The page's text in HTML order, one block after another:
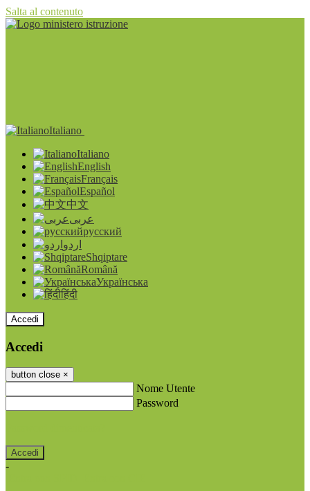
Salta al contenuto
Italiano
Italiano
English
Français
Español
中文
عربى
русский
اردو
Shqiptare
Română
Українська
हिंदी
Accedi
Accedi
button close ×
Nome Utente
Password
-